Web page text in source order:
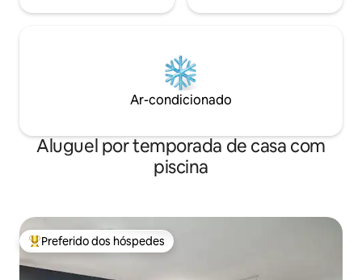
Ar-condicionado
Aluguel por temporada de casa com
piscina
Entre os melhores preferidos dos hóspedes
Preferido dos hóspedes